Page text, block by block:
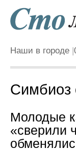
Наши в городе
Симбиоз
Молодые
«сверили